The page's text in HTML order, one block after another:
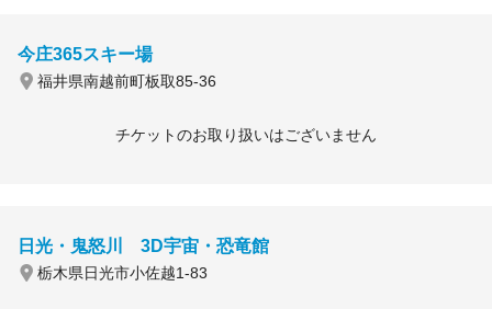
今庄365スキー場
福井県南越前町板取85-36
チケットのお取り扱いはございません
日光・鬼怒川 3D宇宙・恐竜館
栃木県日光市小佐越1-83